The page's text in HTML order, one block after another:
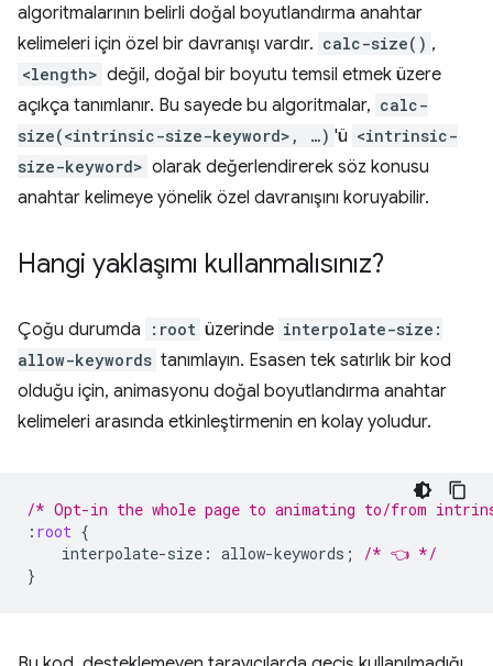
algoritmalarının belirli doğal boyutlandırma anahtar
kelimeleri için özel bir davranışı vardır. calc-size() ,
<length> değil, doğal bir boyutu temsil etmek üzere
açıkça tanımlanır. Bu sayede bu algoritmalar, calc-
size(<intrinsic-size-keyword>, …) 'ü <intrinsic-
size-keyword> olarak değerlendirerek söz konusu
anahtar kelimeye yönelik özel davranışını koruyabilir.
Hangi yaklaşımı kullanmalısınız?
Çoğu durumda :root üzerinde interpolate-size:
allow-keywords tanımlayın. Esasen tek satırlık bir kod
olduğu için, animasyonu doğal boyutlandırma anahtar
kelimeleri arasında etkinleştirmenin en kolay yoludur.
/* Opt-in the whole page to animating to/from
: root {
interpolate-size : allow-keywords ;
/* 👈 */
}